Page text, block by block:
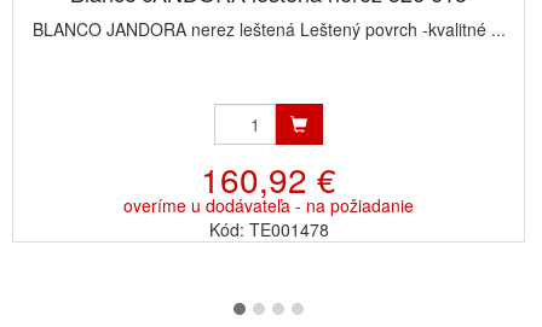
BLANCO JANDORA nerez leštená Leštený povrch -kvalitné ...
160,92 €
overíme u dodávateľa - na požiadanie
Kód: TE001478